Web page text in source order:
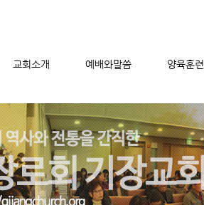
교회소개 예배와말씀 양육훈련
메뉴 건너뛰기